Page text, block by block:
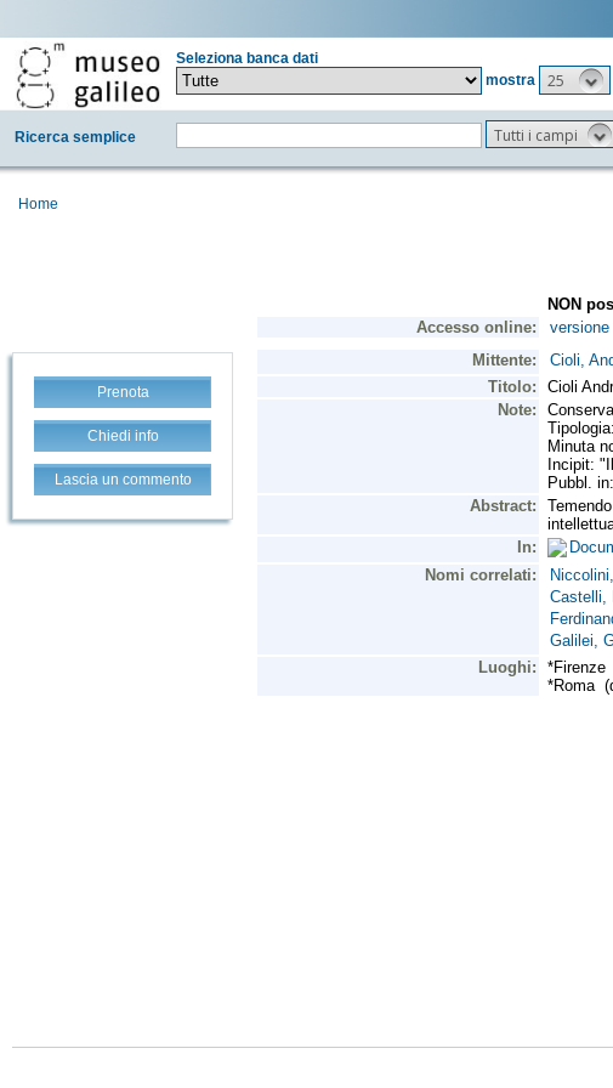
Seleziona banca dati
mostra
25
Ricerca semplice Tutti i campi
Home
Prenota
Chiedi info
Lascia un commento